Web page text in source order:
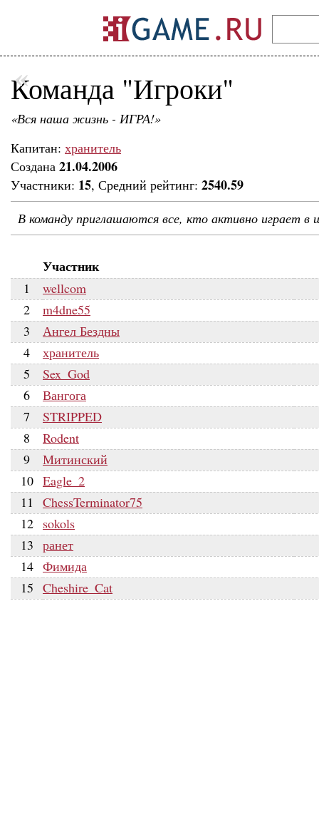
Команда "Игроки"
«Вся наша жизнь - ИГРА!»
Капитан: хранитель
Создана 21.04.2006
Участники: 15, Средний рейтинг: 2540.59
В команду приглашаются все, кто активно играет
Участник
1
wellcom
2
m4dne55
3
Ангел Бездны
4
хранитель
5
Sex_God
6
Вангога
7
STRIPPED
8
Rodent
9
Митинский
10 Eagle_2
11
ChessTerminator75
12
sokols
13 ранет
14 Фимида
15 Cheshire_Cat
«